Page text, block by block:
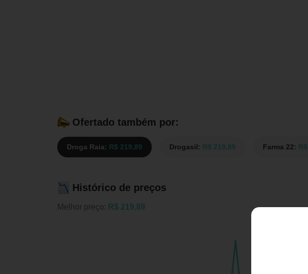
Ofertado também por:
Droga Raia: R$ 219,89 Drogasil: R$ 219,89 Farma 22:
Histórico de preços
Melhor preço: R$ 219,89